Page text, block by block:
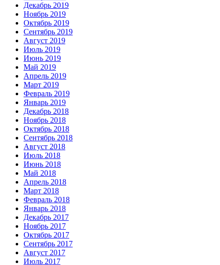
Декабрь 2019
Ноябрь 2019
Октябрь 2019
Сентябрь 2019
Август 2019
Июль 2019
Июнь 2019
Май 2019
Апрель 2019
Март 2019
Февраль 2019
Январь 2019
Декабрь 2018
Ноябрь 2018
Октябрь 2018
Сентябрь 2018
Август 2018
Июль 2018
Июнь 2018
Май 2018
Апрель 2018
Март 2018
Февраль 2018
Январь 2018
Декабрь 2017
Ноябрь 2017
Октябрь 2017
Сентябрь 2017
Август 2017
Июль 2017